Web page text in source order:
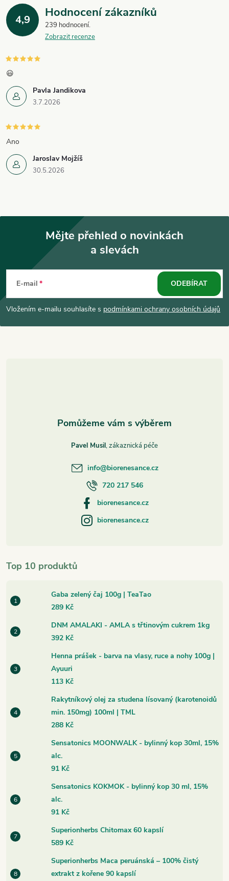
4,9 Hodnocení zákazníků
239 hodnocení
Zobrazit recenze
Pavla Jandikova
3.7.2026
😃
Jaroslav Mojžíš
30.5.2026
Ano
p
Mějte přehled o novinkách
a slevách
E-mail
Vložením e-mailu souhlasíte s podmínkami ochrany osobních údajů
ODEBÍRAT
Top 10 produktů
Gaba zelený čaj 100g | TeaTao
289 Kč
DNM AMALAKI - AMLA s třtinovým cukrem 1kg
392 Kč
Henna prášek - barva na vlasy, ruce a nohy 100g |
Ayuuri
113 Kč
Rakytníkový olej za studena lísovaný (karotenoidů
min. 150mg) 100ml | TML
288 Kč
Sensatonics MOONWALK - bylinný kop 30ml, 15%
alc.
91 Kč
Sensatonics KOKMOK - bylinný kop 30 ml, 15%
alc.
91 Kč
Superionherbs Chitomax 60 kapslí
589 Kč
Superionherbs Maca peruánská – 100% čistý
extrakt z kořene 90 kapslí
Pavel Musil
info@biorenesance.cz
720 217 546
biorenesance.cz
biorenesance.cz